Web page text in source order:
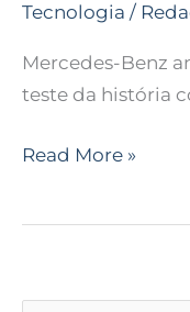
Tecnologia /
Mercedes-Benz
teste da história
Read More »